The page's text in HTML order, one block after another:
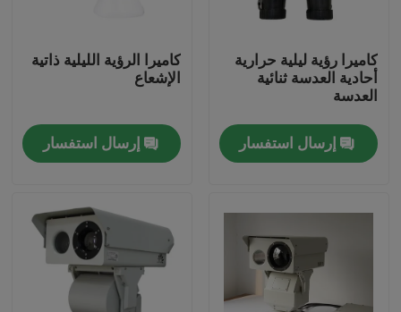
المنتجات
عنّا
كاميرا رؤية ليلية حرارية
أحادية العدسة ثنائية
العدسة
إرسال استفسار
كاميرا الرؤية الليلية ذاتية
الإشعاع
إرسال استفسار